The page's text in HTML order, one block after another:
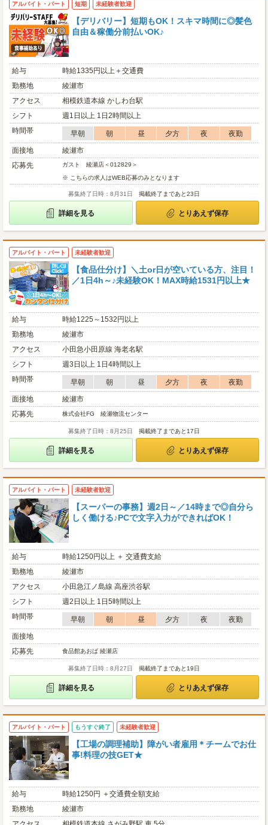
アルバイト・パート 短期 未経験者歓迎
【デリバリー】短期もOK！スキマ時間に◎髪色
自由＆稼働分前払いOK♪
給与
時給1335円以上＋交通費
勤務地
綾瀬市
アクセス
相模鉄道本線 かしわ台駅
シフト
週1日以上 1日2時間以上
時間帯
早朝 朝 昼 夕方 夜
夜勤
面接地
綾瀬市
応募先
ガスト 綾瀬店＜012829＞
※ こちらの求人はWEB応募のみとなります
募集終了日時：8月31日 掲載終了まであと23日
詳細を見る とりあえず保存
アルバイト・パート 未経験者歓迎
【食品仕分け】＼土or日が空いている方、注目！
／1日4h～♪未経験OK！MAX時給1531円以上★
給与
時給1225～1532円以上
勤務地
綾瀬市
アクセス
小田急小田原線 海老名駅
シフト
週3日以上 1日4時間以上
時間帯
早朝 朝 昼 夕方 夜
夜勤
面接地
綾瀬市
応募先
株式会社FG 綾瀬物流センター
募集終了日時：8月25日 掲載終了まであと17日
詳細を見る とりあえず保存
アルバイト・パート 未経験者歓迎
【スーパーの事務】週2日～／14時まで◎自分ら
しく働ける♪PCで文字入力ができればOK！
給与
時給1250円以上 ＋ 交通費支給
勤務地
綾瀬市
アクセス
小田急江ノ島線 高座渋谷駅
シフト
週2日以上 1日5時間以上
時間帯
早朝 朝 昼 夕方 夜
夜勤
面接地
応募先
食品館あおば 綾瀬店
募集終了日時：8月27日 掲載終了まであと19日
詳細を見る とりあえず保存
アルバイト・パート もうすぐ終了 未経験者歓迎
【工場の調理補助】障がい者雇用＊チームでお仕
事!料理の技GET★
給与
時給1250円 ＋交通費全額支給
勤務地
綾瀬市